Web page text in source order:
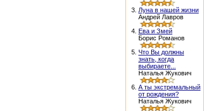
3. Луна в нашей жизни
Андрей Лавров
4. Ева и Змей
Борис Романов
5. Что Вы должны
знать, когда
выбираете...
Наталья Жукович
6. А ты экстремальный
от рождения?
Наталья Жукович